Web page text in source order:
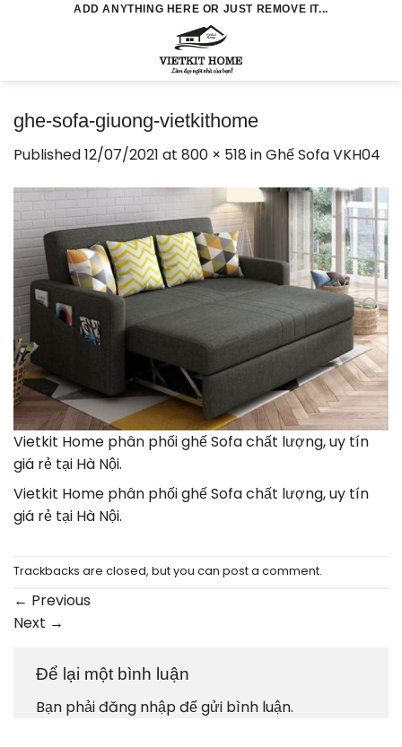
ADD ANYTHING HERE OR JUST REMOVE IT...
ghe-sofa-giuong-vietkithome
Published12/07/2021 at 800 × 518 inGhế Sofa VKH04
Vietkit Home phân phối ghế Sofa chất lượng, uy tín
giá rẻ tại Hà Nội.
Vietkit Home phân phối ghế Sofa chất lượng, uy tín
giá rẻ tại Hà Nội.
Trackbacks are closed, but you can post a comment.
← Previous
Next →
Để lại một bình luận
Bạn phảiđăng nhậpđể gửi bình luận.